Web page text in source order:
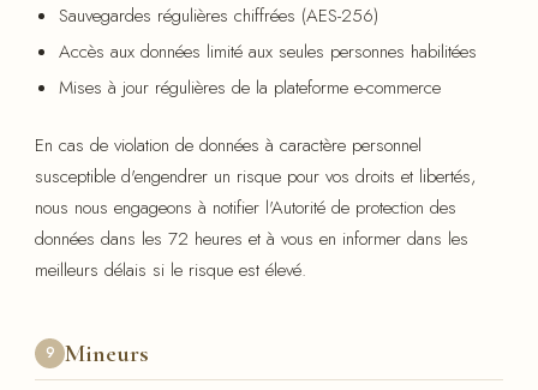
Sauvegardes régulières chiffrées (AES-256)
Accès aux données limité aux seules personnes habilitées
Mises à jour régulières de la plateforme e-commerce
En cas de violation de données à caractère personnel
susceptible d'engendrer un risque pour vos droits et libertés,
nous nous engageons à notifier l'Autorité de protection des
données dans les 72 heures et à vous en informer dans les
meilleurs délais si le risque est élevé.
9 Mineurs